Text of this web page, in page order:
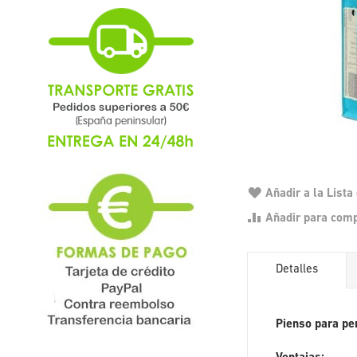
Añadir a la Lista
Añadir para
Detalles
Pienso para